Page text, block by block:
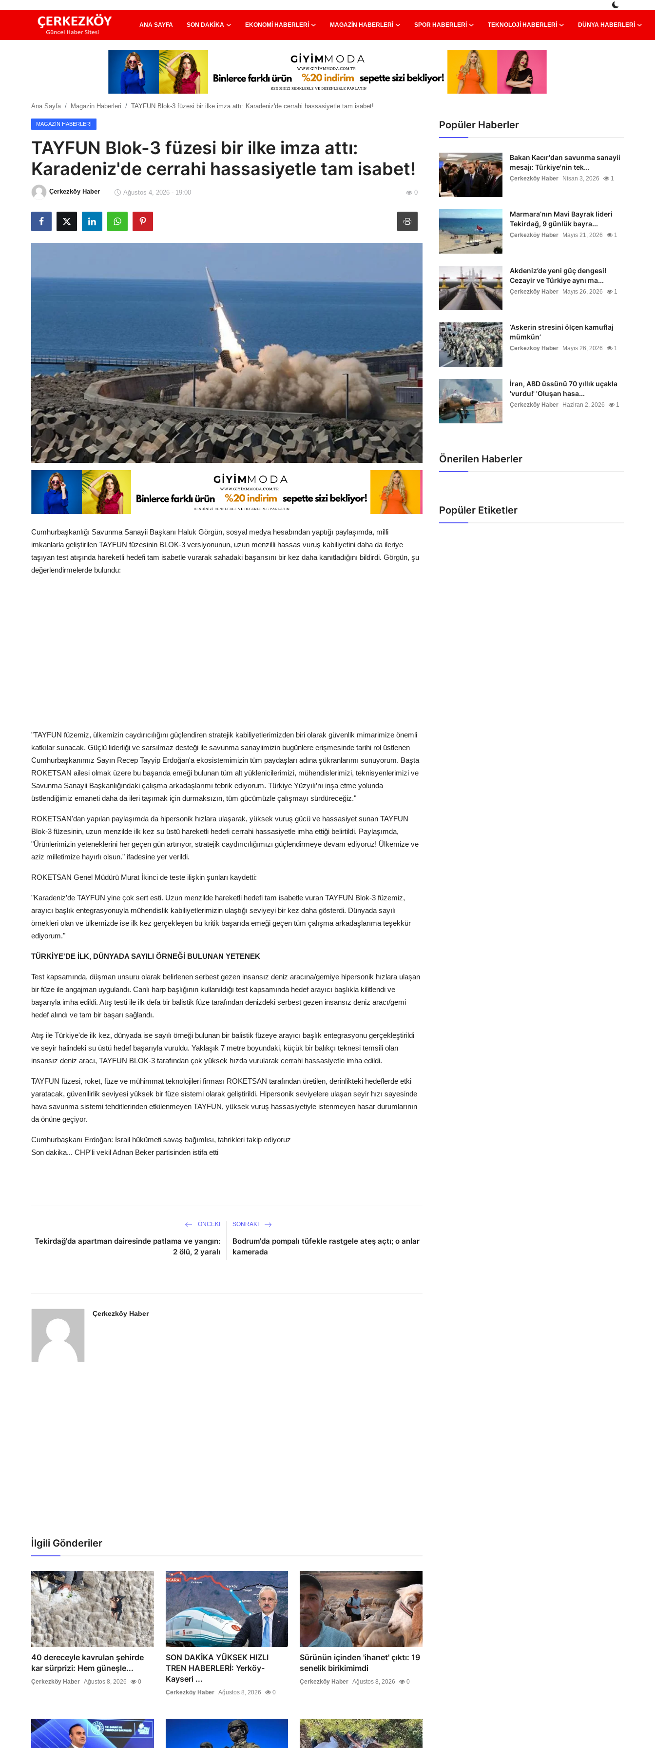
ANA SAYFA SON DAKIKA EKONOMI HABERLERI MAGAZIN HABERLERI SPOR HABERLERI TEKNOLOJI HABERLERI DÜNYA HABERLERI
Ekonomi Haberleri
Teknoloji Haberleri
Çerkezköy
Ana Sayfa Magazin Haberleri TAYFUN Blok-3 füzesi bir ilke imza attı: Karadeniz'de cerrahi hassasiyetle tam isabet!
MAGAZIN HABERLERI
TAYFUN Blok-3 füzesi bir ilke imza attı:
Karadeniz'de cerrahi hassasiyetle tam isabet!
Çerkezköy Haber Ağustos 4, 2026 - 19:00 0
Cumhurbaşkanlığı Savunma Sanayii Başkanı Haluk Görgün, sosyal medya hesabından yaptığı paylaşımda, milli
imkanlarla geliştirilen TAYFUN füzesinin BLOK-3 versiyonunun, uzun menzilli hassas vuruş kabiliyetini daha da ileriye
taşıyan test atışında hareketli hedefi tam isabetle vurarak sahadaki başarısını bir kez daha kanıtladığını bildirdi. Görgün, şu
değerlendirmelerde bulundu:
"TAYFUN füzemiz, ülkemizin caydırıcılığını güçlendiren stratejik kabiliyetlerimizden biri olarak güvenlik mimarimize önemli
katkılar sunacak. Güçlü liderliği ve sarsılmaz desteği ile savunma sanayiimizin bugünlere erişmesinde tarihi rol üstlenen
Cumhurbaşkanımız Sayın Recep Tayyip Erdoğan'a ekosistemimizin tüm paydaşları adına şükranlarımı sunuyorum. Başta
ROKETSAN ailesi olmak üzere bu başarıda emeği bulunan tüm alt yüklenicilerimizi, mühendislerimizi, teknisyenlerimizi ve
Savunma Sanayii Başkanlığındaki çalışma arkadaşlarımı tebrik ediyorum. Türkiye Yüzyılı’nı inşa etme yolunda
üstlendiğimiz emaneti daha da ileri taşımak için durmaksızın, tüm gücümüzle çalışmayı sürdüreceğiz."
ROKETSAN'dan yapılan paylaşımda da hipersonik hızlara ulaşarak, yüksek vuruş gücü ve hassasiyet sunan TAYFUN
Blok-3 füzesinin, uzun menzilde ilk kez su üstü hareketli hedefi cerrahi hassasiyetle imha ettiği belirtildi. Paylaşımda,
"Ürünlerimizin yeteneklerini her geçen gün artırıyor, stratejik caydırıcılığımızı güçlendirmeye devam ediyoruz! Ülkemize ve
aziz milletimize hayırlı olsun." ifadesine yer verildi.
ROKETSAN Genel Müdürü Murat İkinci de teste ilişkin şunları kaydetti:
"Karadeniz’de TAYFUN yine çok sert esti. Uzun menzilde hareketli hedefi tam isabetle vuran TAYFUN Blok-3 füzemiz,
arayıcı başlık entegrasyonuyla mühendislik kabiliyetlerimizin ulaştığı seviyeyi bir kez daha gösterdi. Dünyada sayılı
örnekleri olan ve ülkemizde ise ilk kez gerçekleşen bu kritik başarıda emeği geçen tüm çalışma arkadaşlarıma teşekkür
ediyorum."
TÜRKİYE'DE İLK, DÜNYADA SAYILI ÖRNEĞİ BULUNAN YETENEK
Test kapsamında, düşman unsuru olarak belirlenen serbest gezen insansız deniz aracına/gemiye hipersonik hızlara ulaşan
bir füze ile angajman uygulandı. Canlı harp başlığının kullanıldığı test kapsamında hedef arayıcı başlıkla kilitlendi ve
başarıyla imha edildi. Atış testi ile ilk defa bir balistik füze tarafından denizdeki serbest gezen insansız deniz aracı/gemi
hedef alındı ve tam bir başarı sağlandı.
Atış ile Türkiye'de ilk kez, dünyada ise sayılı örneği bulunan bir balistik füzeye arayıcı başlık entegrasyonu gerçekleştirildi
ve seyir halindeki su üstü hedef başarıyla vuruldu. Yaklaşık 7 metre boyundaki, küçük bir balıkçı teknesi temsili olan
insansız deniz aracı, TAYFUN BLOK-3 tarafından çok yüksek hızda vurularak cerrahi hassasiyetle imha edildi.
TAYFUN füzesi, roket, füze ve mühimmat teknolojileri firması ROKETSAN tarafından üretilen, derinlikteki hedeflerde etki
yaratacak, güvenilirlik seviyesi yüksek bir füze sistemi olarak geliştirildi. Hipersonik seviyelere ulaşan seyir hızı sayesinde
hava savunma sistemi tehditlerinden etkilenmeyen TAYFUN, yüksek vuruş hassasiyetiyle istenmeyen hasar durumlarının
da önüne geçiyor.
Cumhurbaşkanı Erdoğan: İsrail hükümeti savaş bağımlısı, tahrikleri takip ediyoruz
Son dakika... CHP'li vekil Adnan Beker partisinden istifa etti
ÖNCEKI
Tekirdağ'da apartman dairesinde patlama ve yangın:
2 ölü, 2 yaralı
SONRAKI
Bodrum'da pompalı tüfekle rastgele ateş açtı; o anlar
kamerada
Çerkezköy Haber
İlgili Gönderiler
40 dereceyle kavrulan şehirde
kar sürprizi: Hem güneşle...
Çerkezköy Haber Ağustos 8, 2026 0
SON DAKİKA YÜKSEK HIZLI
TREN HABERLERİ: Yerköy-
Kayseri ...
Çerkezköy Haber Ağustos 8, 2026 0
Sürünün içinden 'ihanet' çıktı: 19
senelik birikimimdi
Çerkezköy Haber Ağustos 8, 2026 0
Popüler Haberler
Bakan Kacır'dan savunma sanayii
mesajı: Türkiye'nin tek...
Çerkezköy Haber Nisan 3, 2026 1
Marmara’nın Mavi Bayrak lideri
Tekirdağ, 9 günlük bayra...
Çerkezköy Haber Mayıs 21, 2026 1
Akdeniz’de yeni güç dengesi!
Cezayir ve Türkiye aynı ma...
Çerkezköy Haber Mayıs 26, 2026 1
‘Askerin stresini ölçen kamuflaj
mümkün’
Çerkezköy Haber Mayıs 26, 2026 1
İran, ABD üssünü 70 yıllık uçakla
'vurdu!' 'Oluşan hasa...
Çerkezköy Haber Haziran 2, 2026 1
Önerilen Haberler
Popüler Etiketler